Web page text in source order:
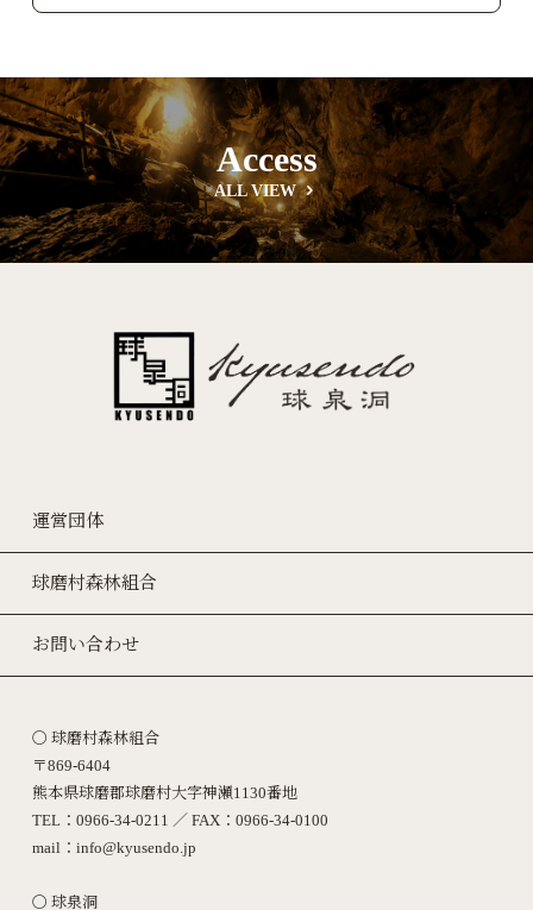
Access
ALL VIEW
運営団体
球磨村森林組合
お問い合わせ
〇 球磨村森林組合
〒869-6404
熊本県球磨郡球磨村大字神瀬1130番地
TEL：0966-34-0211 ／ FAX：0966-34-0100
mail：info@kyusendo.jp
〇 球泉洞